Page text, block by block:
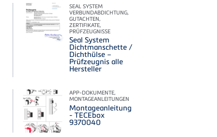
SEAL SYSTEM
VERBUNDABDICHTUNG,
GUTACHTEN,
ZERTIFIKATE,
PRÜFZEUGNISSE
Seal System
Dichtmanschette /
Dichthülse –
Prüfzeugnis alle
Hersteller
APP-DOKUMENTE,
MONTAGEANLEITUNGEN
Montageanleitung
- TECEbox
9370040